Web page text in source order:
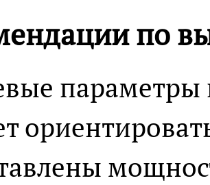
по
параметры